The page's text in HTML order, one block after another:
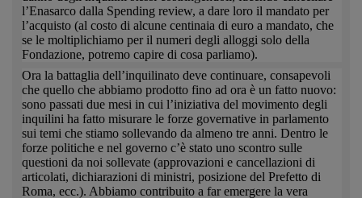
l’Enasarco dalla Spending review, a dare loro il mandato per
l’acquisto (al costo di alcune centinaia di euro a mandato, che
se le moltiplichiamo per il numeri degli alloggi solo della
Fondazione, potremo capire di cosa parliamo).
Ora la battaglia dell’inquilinato deve continuare, consapevoli
che quello che abbiamo prodotto fino ad ora è un fatto nuovo:
sono passati due mesi in cui l’iniziativa del movimento degli
inquilini ha fatto misurare le forze governative in parlamento
sui temi che stiamo sollevando da almeno tre anni. Dentro le
forze politiche e nel governo c’è stato uno scontro sulle
questioni da noi sollevate (approvazioni e cancellazioni di
articolati, dichiarazioni di ministri, posizione del Prefetto di
Roma, ecc.). Abbiamo contribuito a far emergere la vera